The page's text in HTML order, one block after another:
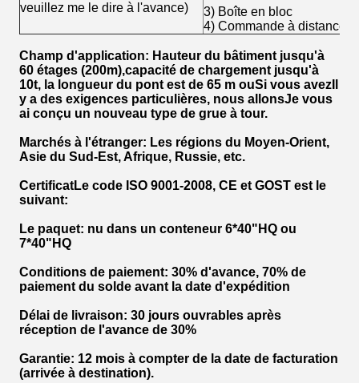
veuillez me le dire à l'avance)
3) Boîte en bloc
4) Commande à distance
Champ d'application: Hauteur du bâtiment jusqu'à
60 étages (200m),capacité de chargement jusqu'à
10t, la longueur du pont est de 65 m ouSi vous avez
y a des exigences particulières, nous allonsJe vous
ai conçu un nouveau type de grue à tour.
Marchés à l'étranger: Les régions du Moyen-Orient,
Asie du Sud-Est, Afrique, Russie, etc.
CertificatLe code ISO 9001-2008, CE et GOST est le
suivant:
Le paquet: nu dans un conteneur 6*40"HQ ou
7*40"HQ
Conditions de paiement: 30% d'avance, 70% de
paiement du solde avant la date d'expédition
Délai de livraison: 30 jours ouvrables après
réception de l'avance de 30%
Garantie: 12 mois à compter de la date de facturation
(arrivée à destination).